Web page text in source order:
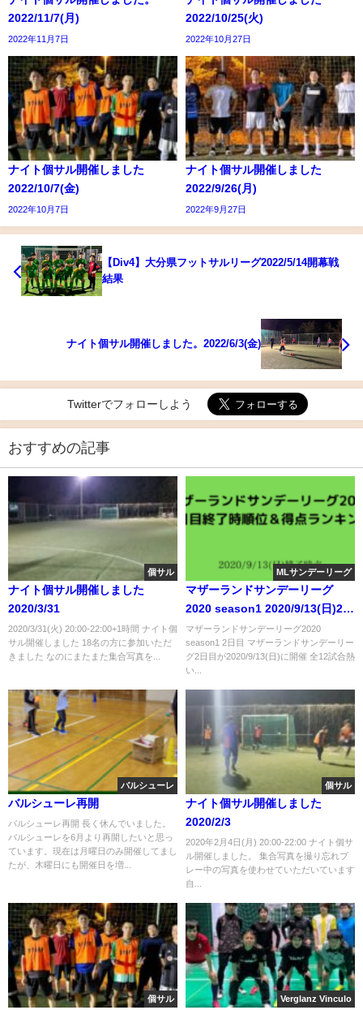
2022/11/7(月)
2022年11月7日
2022/10/25(火)
2022年10月27日
ナイト個サル開催しました
2022/10/7(金)
2022年10月7日
ナイト個サル開催しました
2022/9/26(月)
2022年9月27日
【Div4】大分県フットサルリーグ2022/5/14開幕戦
結果
ナイト個サル開催しました。2022/6/3(金)
Twitterでフォローしよう
おすすめの記事
個サル
ナイト個サル開催しました
2020/3/31
2020/3/31(火) 20:00-22:00+1時間 ナイト個
サル開催しました 18名の方に参加いただ
きました なのにまたまた集合写真を...
MLサンデーリーグ
マザーランドサンデーリーグ
2020 season1 2020/9/13(日)2日
目終了時順位&得点ランキング
マザーランドサンデーリーグ2020
season1 2日目 マザーランドサンデーリー
グ2日目が2020/9/13(日)に開催 全12試合熱
い...
バルシューレ
バルシューレ再開
バルシューレ再開 長く休んでいました。
バルシューレを6月より再開したいと思っ
ています。現在は月曜日のみ開催してまし
たが、木曜日にも開催日を増...
個サル
ナイト個サル開催しました
2020/2/3
2020年2月4日(月) 20:00-22:00 ナイト個サ
ル開催しました。 集合写真を撮り忘れプ
レー中の写真を使わせていただいています
自...
個サル Verglanz Vinculo